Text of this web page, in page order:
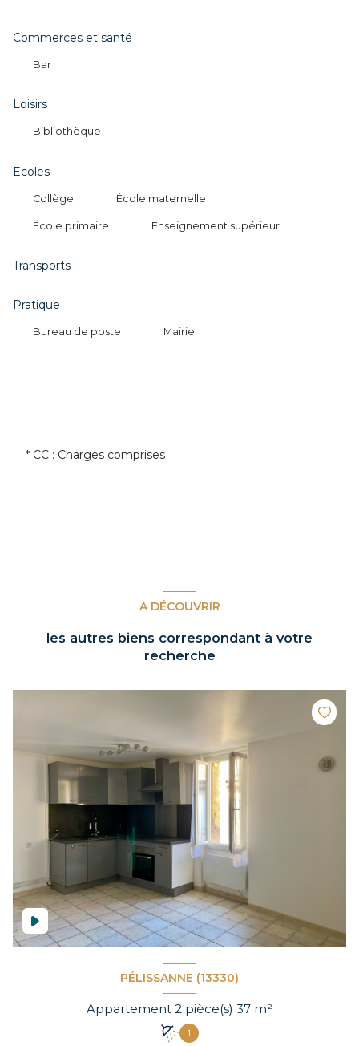
Commerces et santé
Bar
Loisirs
Bibliothèque
Ecoles
Collège École maternelle
École primaire Enseignement supérieur
Transports
Pratique
Bureau de poste Mairie
* CC : Charges comprises
A DÉCOUVRIR
les autres biens correspondant à votre
recherche
PÉLISSANNE (13330)
Appartement 2 pièce(s) 37 m²
1